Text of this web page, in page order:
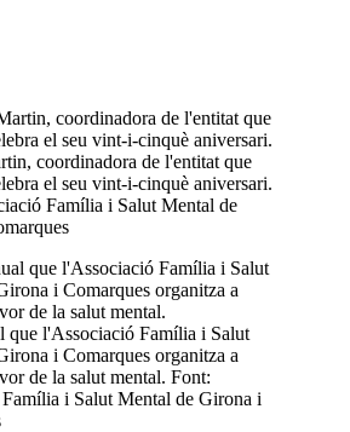
coordinadora de l'entitat que
el seu vint-i-cinquè aniversari.
Família i Salut Mental de
que l'Associació Família i Salut
i Comarques organitza a
de la salut mental. Font:
i Salut Mental de Girona i